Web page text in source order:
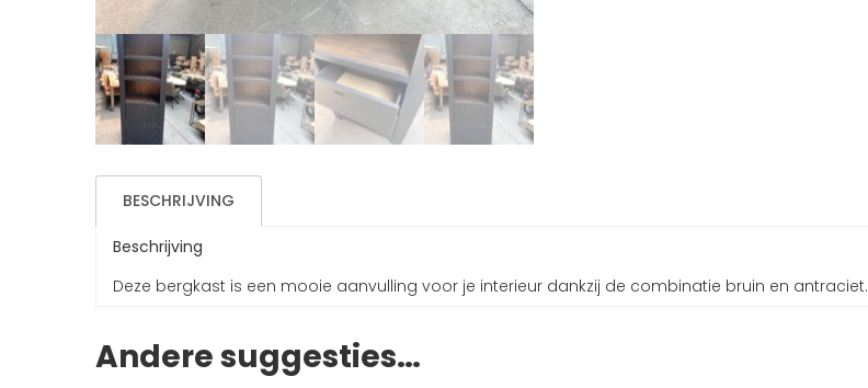
BESCHRIJVING
Beschrijving
Deze bergkast is een mooie aanvulling voor je interieur dankzij de combinatie bruin en antraciet.
Andere suggesties…